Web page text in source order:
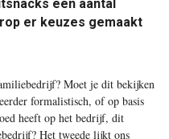
een aantal
er keuzes gemaakt
Moet je dit bekijken
formalistisch, of op basis
heeft op het bedrijf, dit
Het tweede lijkt ons